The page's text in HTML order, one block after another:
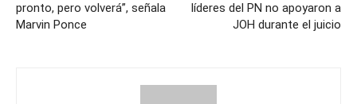
pronto, pero volverá”, señala
Marvin Ponce
líderes del PN no apoyaron a
JOH durante el juicio